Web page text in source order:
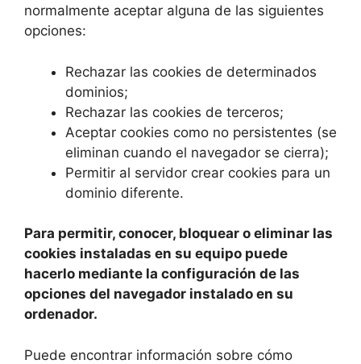
normalmente aceptar alguna de las siguientes
opciones:
Rechazar las cookies de determinados
dominios;
Rechazar las cookies de terceros;
Aceptar cookies como no persistentes (se
eliminan cuando el navegador se cierra);
Permitir al servidor crear cookies para un
dominio diferente.
Para permitir, conocer, bloquear o eliminar las
cookies instaladas en su equipo puede
hacerlo mediante la configuración de las
opciones del navegador instalado en su
ordenador.
Puede encontrar información sobre cómo